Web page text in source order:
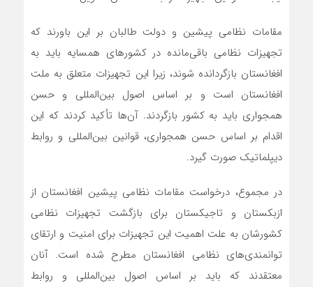
مقامات نظامی پیشین و دولت طالبان بر این باورند که
تجهیزات نظامی باقی‌مانده در کشورهای همسایه باید به
افغانستان بازگردانده شوند، زیرا این تجهیزات متعلق به ملت
افغانستان است و بر اساس اصول بین‌المللی و حسن
همجواری باید به کشور بازگردند. آن‌ها تأکید کردند که این
اقدام بر اساس حسن همجواری، قوانین بین‌المللی و روابط
دیپلماتیک صورت گیرد.
در مجموع، درخواست مقامات نظامی پیشین افغانستان از
ازبکستان و تاجیکستان برای بازگشت تجهیزات نظامی
کشورشان به علت اهمیت این تجهیزات برای امنیت و ارتقای
توانمندی‌های نظامی افغانستان مطرح شده است. آنان
معتقدند که باید بر اساس اصول بین‌المللی و روابط